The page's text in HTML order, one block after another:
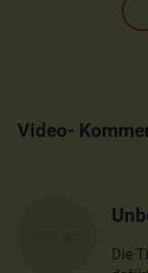
Video-
Die